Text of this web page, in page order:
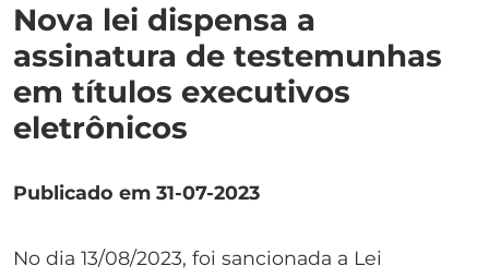
Nova lei dispensa a
assinatura de testemunhas
em títulos executivos
eletrônicos
Publicado em 31-07-2023
No dia 13/08/2023, foi sancionada a Lei